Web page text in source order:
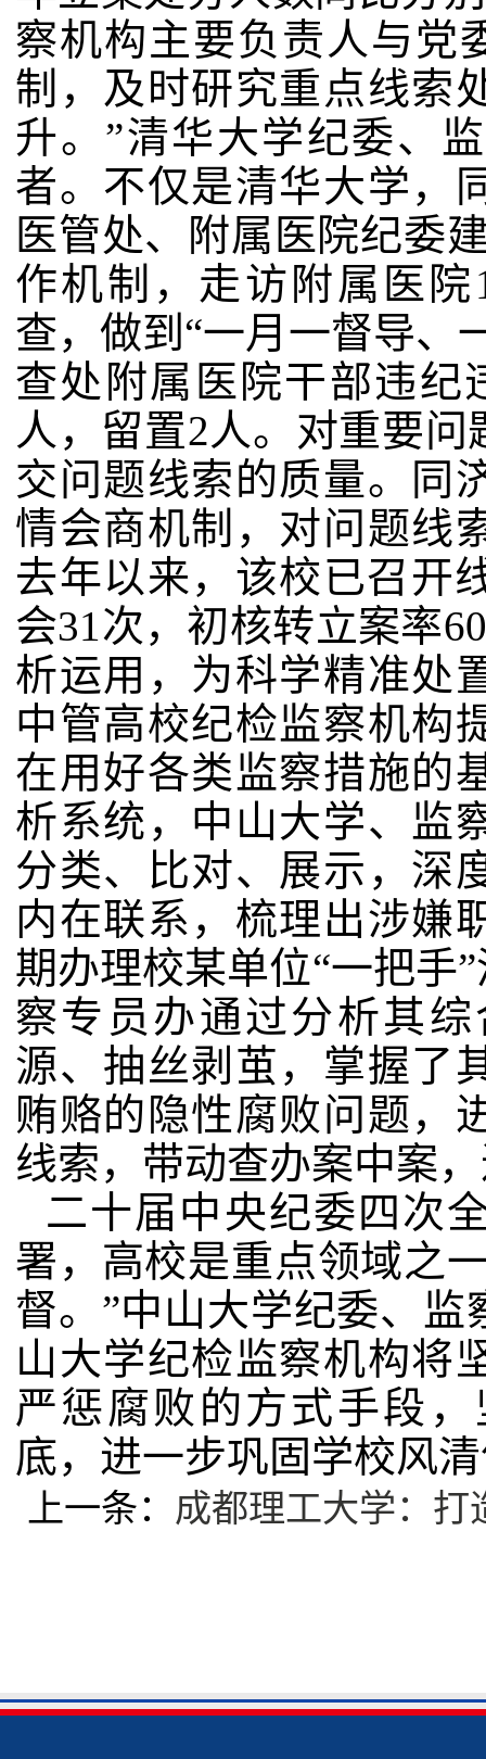
察机构主要负责人与党
制，及时研究重点线索
升。”清华大学纪委、
者。 不仅是清华大学，
医管处、附属医院纪委
作机制，走访附属医院
查，做到“一月一督导、
查处附属医院干部违纪
人，留置2人。 对重要问
交问题线索的质量。同
情会商机制，对问题线
去年以来，该校已召开
会31次，初核转立案率
析运用，为科学精准处
中管高校纪检监察机构
在用好各类监察措施的
析系统，中山大学、监
分类、比对、展示，深
内在联系，梳理出涉嫌
期办理校某单位“一把手
察专员办通过分析其
源、抽丝剥茧，掌握了
贿赂的隐性腐败问题，
线索，带动查办案中案
二十届中央纪委四次
署，高校是重点领域之
督。”中山大学纪委、
山大学纪检监察机构将
严惩腐败的方式手段
底，进一步巩固学校风
上一条： 成都理工大学：打